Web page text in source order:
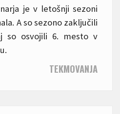
je v letošnji sezoni
A so sezono zaključili
so osvojili 6. mesto v
TEKMOVANJA